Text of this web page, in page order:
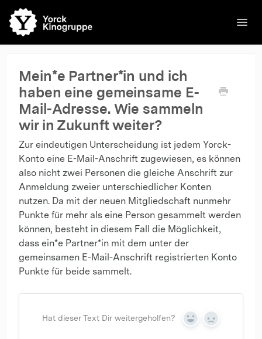
🌐English Kinos Filme Kontakt Kontakt
Mein*e Partner*in und ich
haben eine gemeinsame E-
Mail-Adresse. Wie sammeln
wir in Zukunft weiter?
Zur eindeutigen Unterscheidung ist jedem Yorck-
Konto eine E-Mail-Anschrift zugewiesen, es können
also nicht zwei Personen die gleiche Anschrift zur
Anmeldung zweier unterschiedlicher Konten
nutzen. Da mit der neuen Mitgliedschaft nunmehr
Punkte für mehr als eine Person gesammelt werden
können, besteht in diesem Fall die Möglichkeit,
dass ein*e Partner*in mit dem unter der
gemeinsamen E-Mail-Anschrift registrierten Konto
Punkte für beide sammelt.
Hat dieser Text Dir weitergeholfen?
Yes No